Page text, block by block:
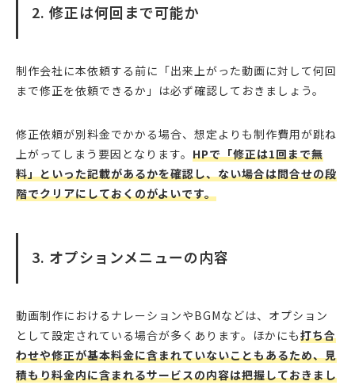
2. 修正は何回まで可能か
制作会社に本依頼する前に「出来上がった動画に対して何回
まで修正を依頼できるか」は必ず確認しておきましょう。
修正依頼が別料金でかかる場合、想定よりも制作費用が跳ね
上がってしまう要因となります。 HPで「修正は1回まで無
料」といった記載があるかを確認し、ない場合は問合せの段
階でクリアにしておくのがよいです。
3. オプションメニューの内容
動画制作におけるナレーションやBGMなどは、オプション
として設定されている場合が多くあります。ほかにも打ち合
わせや修正が基本料金に含まれていないこともあるため、見
積もり料金内に含まれるサービスの内容は把握しておきまし